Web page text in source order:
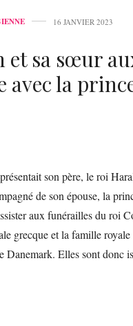
16 JANVIER 2023
sa sœur
la
son père, le roi
de son épouse, la
aux funérailles du roi
grecque et la famille
Danemark. Elles sont donc